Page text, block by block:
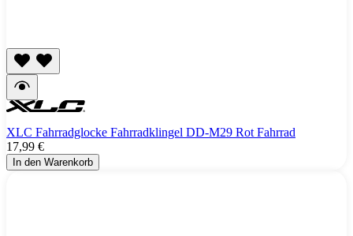
XLC Fahrradglocke Fahrradklingel DD-M29 Rot Fahrrad
17,99 €
In den Warenkorb